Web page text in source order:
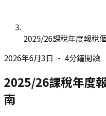
2025/26課稅年度報稅
2026年6月3日 • 4分鐘閱讀
2025/26課稅年度
南